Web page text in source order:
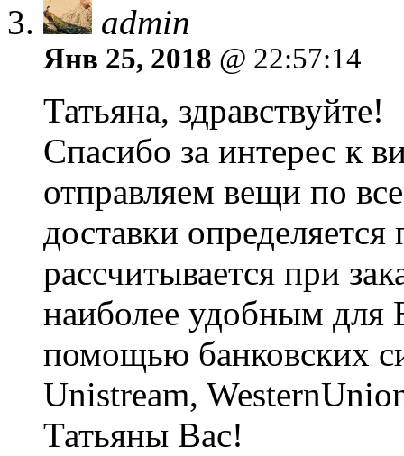
admin
Янв 25, 2018 @ 22:57:14
Татьяна, здравствуйте!
Спасибо за интерес
отправляем вещи по
доставки
рассчитывается при
наиболее удобным для
помощью банковских
Unistream,
Татьяны Вас!